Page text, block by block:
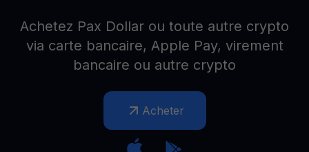
Achetez Pax Dollar ou toute autre crypto
via carte bancaire, Apple Pay, virement
bancaire ou autre crypto
Acheter